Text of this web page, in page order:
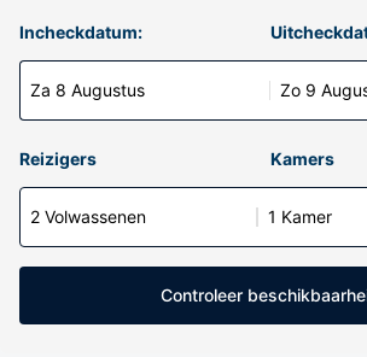
Incheckdatum:
Za 8 Augustus Zo 9
Reizigers Kamers
2 Volwassenen 1 Kamer
Controleer